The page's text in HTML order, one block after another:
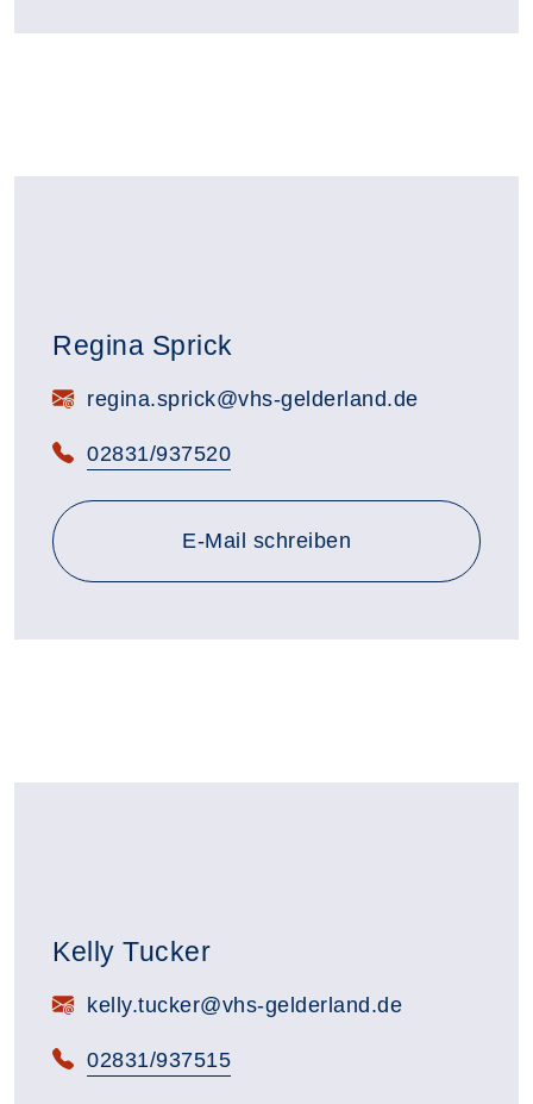
Regina Sprick
E-Mail:regina.sprick@vhs-gelderland.de
Telefon:
02831/937520
E-Mail schreiben
Kelly Tucker
E-Mail:kelly.tucker@vhs-gelderland.de
Telefon:
02831/937515